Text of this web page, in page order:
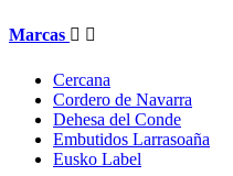
Marcas  
Cercana
Cordero de Navarra
Dehesa del Conde
Embutidos Larrasoaña
Eusko Label